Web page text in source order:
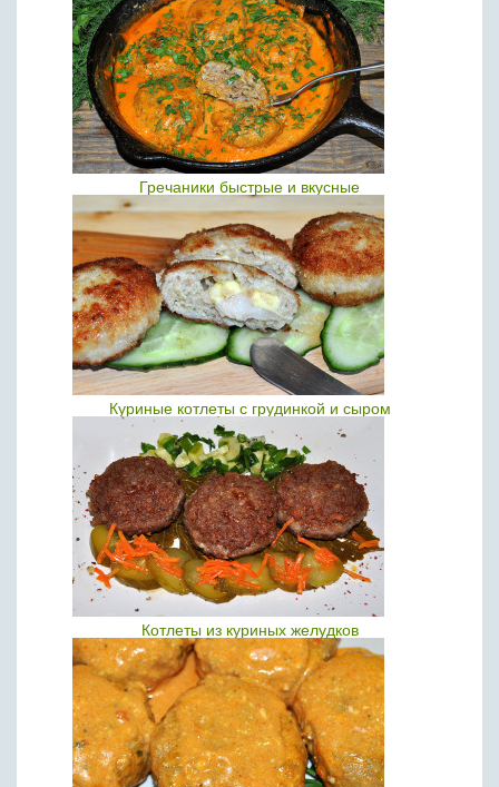
Гречаники быстрые и вкусные
Куриные котлеты с грудинкой и сыром
Котлеты из куриных желудков